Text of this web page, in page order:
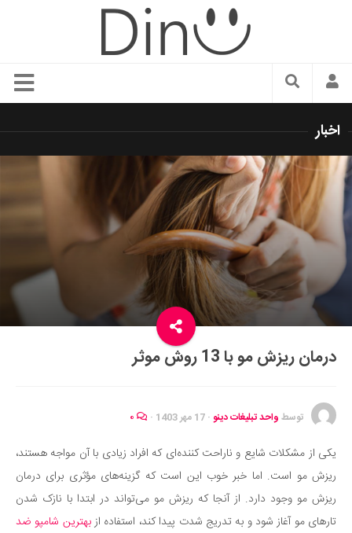
سبک زندگی
زیبایی و آرایش
شیک پوشی
دکوراسیون و چیدمان
غذا
رستوران گردی
آشپزی
سفر و گردشگری
ایران گردی
رابطه، عشق و ازدواج
سلامت
تغذیه سالم
بهداشت
اخبار
درمان ریزش مو با 13 روش موثر
توسط واحد تبلیغات دینو · 17 مهر 1403 ·
یکی از مشکلات شایع و ناراحت کننده‌ای که افراد زیادی با آن مواجه هستند،
ریزش مو است. اما خبر خوب این است که گزینه‌های مؤثری برای درمان
ریزش مو وجود دارد. از آنجا که ریزش مو می‌تواند در ابتدا با نازک شدن
تارهای مو آغاز شود و به تدریج شدت پیدا کند، استفاده ازبهترین شامپو ضد